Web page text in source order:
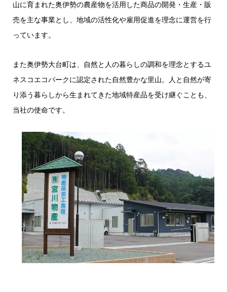
山に育まれた奥伊勢の農産物を活用した商品の開発・生産・販
売を主な事業とし、地域の活性化や雇用促進を理念に運営を行
っています。
また奥伊勢大台町は、自然と人の暮らしの調和を理念とするユ
ネスコエコパークに認定された自然豊かな里山。人と自然が寄
り添う暮らしから生まれてきた地域特産品を受け継ぐことも、
当社の使命です。